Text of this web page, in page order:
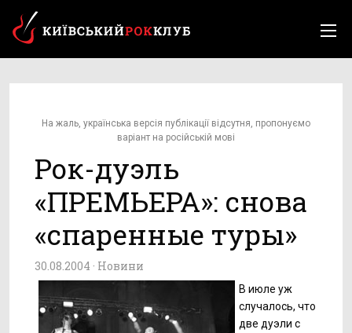
На жаль, українська версія публікації відсутня, пропонуємо
варіант на російській мові
Рок-дуэль
«ПРЕМЬЕРА»: снова
«спаренные туры»
30.08.2004 · Новини
В июле уж
случалось, что
две дуэли с